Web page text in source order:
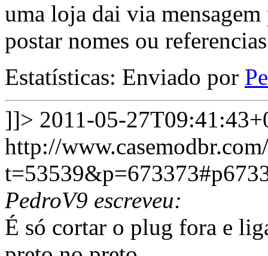
uma loja dai via
postar nomes ou
Estatísticas: Enviado por
]]> 2011-05-
http://
PedroV9 escreveu:
É só cortar o plug fora e